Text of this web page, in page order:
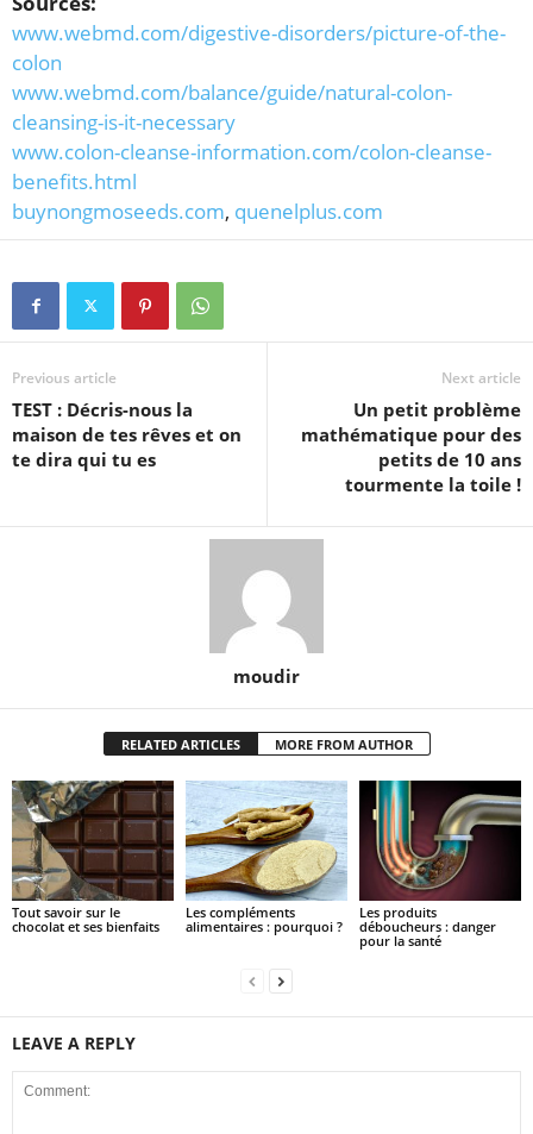
www.webmd.com/digestive-disorders/picture-of-the-
colon
www.webmd.com/balance/guide/natural-colon-
cleansing-is-it-necessary
www.colon-cleanse-information.com/colon-cleanse-
benefits.html
buynongmoseeds.com, quenelplus.com
Previous article
TEST : Décris-nous la
maison de tes rêves et on
te dira qui tu es
Next article
Un petit problème
mathématique pour des
petits de 10 ans
tourmente la toile !
moudir
RELATED ARTICLES MORE FROM AUTHOR
Tout savoir sur le
chocolat et ses bienfaits
Les compléments
alimentaires : pourquoi ?
Les produits
déboucheurs : danger
pour la santé
LEAVE A REPLY